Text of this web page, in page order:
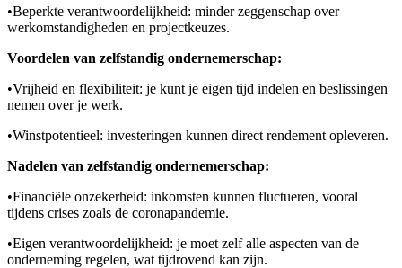
•Beperkte verantwoordelijkheid: minder zeggenschap over
werkomstandigheden en projectkeuzes.
Voordelen van zelfstandig ondernemerschap:
•Vrijheid en flexibiliteit: je kunt je eigen tijd indelen en beslissingen
nemen over je werk.
•Winstpotentieel: investeringen kunnen direct rendement opleveren.
Nadelen van zelfstandig ondernemerschap:
•Financiële onzekerheid: inkomsten kunnen fluctueren, vooral
tijdens crises zoals de coronapandemie.
•Eigen verantwoordelijkheid: je moet zelf alle aspecten van de
onderneming regelen, wat tijdrovend kan zijn.